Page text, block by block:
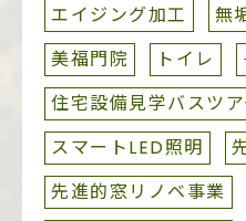
エイジング加工
無
美福門院
トイレ
住宅設備見学バスツア
スマートLED照明
先進的窓リノベ事業